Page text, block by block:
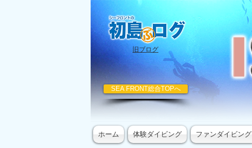
SEA FRONT総合TOPへ
​旧ブログ
ホーム 体験ダイビング ファンダイビング